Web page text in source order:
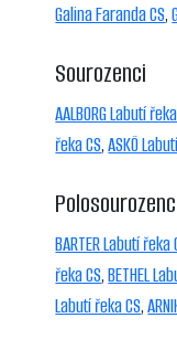
Galina Faranda CS,
Sourozenci
AALBORG Labutí
řeka CS,ASKÖ
BARTER Labutí řeka
řeka CS,BETHEL
Labutí řeka CS,